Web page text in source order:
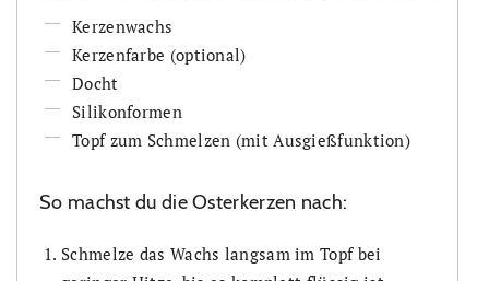
Kerzenwachs
Kerzenfarbe (optional)
Docht
Silikonformen
Topf zum Schmelzen (mit Ausgießfunktion)
So machst du die Osterkerzen nach:
Schmelze das Wachs langsam im Topf bei